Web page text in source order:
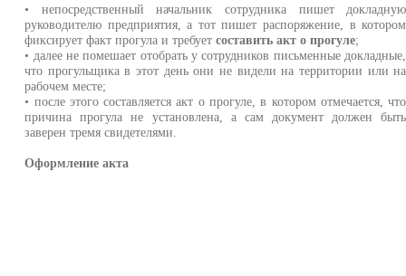
• непосредственный начальник сотрудника пишет докладную
руководителю предприятия, а тот пишет распоряжение, в котором
фиксирует факт прогула и требуетсоставить акт о прогуле;
• далее не помешает отобрать у сотрудников письменные докладные,
что прогульщика в этот день они не видели на территории или на
рабочем месте;
• после этого составляется акт о прогуле, в котором отмечается, что
причина прогула не установлена, а сам документ должен быть
заверен тремя свидетелями.
Оформление акта